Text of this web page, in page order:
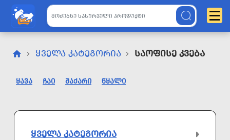
ᲧᲕᲔᲚᲐ ᲙᲐᲢᲔᲒᲝᲠᲘᲐ Საოფისე Კვება
ᲧᲐᲕᲐ ᲩᲐᲘ ᲨᲐᲥᲐᲠᲘ ᲬᲧᲐᲚᲘ
ᲧᲕᲔᲚᲐ ᲙᲐᲢᲔᲒᲝᲠᲘᲐ